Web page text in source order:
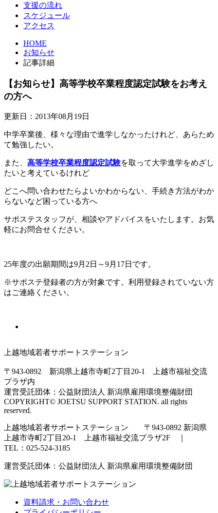
支援の流れ
スケジュール
アクセス
HOME
お知らせ
記事詳細
【お知らせ】高等学校卒業程度認定試験をお考え
の方へ
更新日：2013年08月19日
中学卒業後、様々な理由で進学しなかったけれど、あらため
て勉強したい。
また、 高等学校卒業程度認定試験を取って大学進学をめざし
たいと考えているけれど
どこへ問い合わせたらよいかわからない、手続き方法がわか
らないなど困っている方へ
サポステスタッフが、相談やアドバイスをいたします。お気
軽にお問合せください。
25年度の出願期間は9月2日～9月17日です。
※サポステ登録者の方が対象です。利用登録されていない方
はご連絡ください。
上越地域若者サポートステーション
〒943-0892 新潟県上越市寺町2丁目20-1 上越市福祉交流
プラザ内
運営受託団体：公益財団法人 新潟県雇用環境整備財団
COPYRIGHT© JOETSU SUPPORT STATION. all rights
reserved.
上越地域若者サポートステーション 〒943-0892 新潟県
上越市寺町2丁目20-1 上越市福祉交流プラザ2F ｜
TEL：025-524-3185
運営受託団体：公益財団法人 新潟県雇用環境整備財団
資料請求・お問い合わせ